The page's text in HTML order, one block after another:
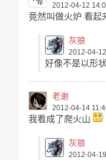
2012-04-12
竟然叫做火炉 看起
灰狼
2012-04-
好像不是以形
老谢
2012-04-14
我看成了爬火山
灰狼
2012-04-